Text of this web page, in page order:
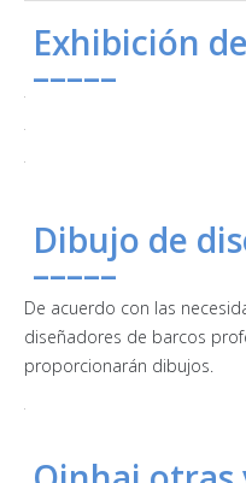
Exhibición
–––––
Dibujo de
–––––
De acuerdo con las
diseñadores de barcos
proporcionarán dibujos.